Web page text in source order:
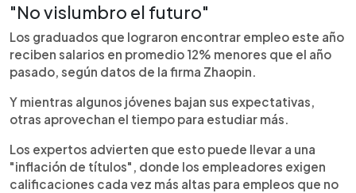
"No vislumbro el futuro"
Los graduados que lograron encontrar empleo este año
reciben salarios en promedio 12% menores que el año
pasado, según datos de la firma Zhaopin.
Y mientras algunos jóvenes bajan sus expectativas,
otras aprovechan el tiempo para estudiar más.
Los expertos advierten que esto puede llevar a una
"inflación de títulos", donde los empleadores exigen
calificaciones cada vez más altas para empleos que no